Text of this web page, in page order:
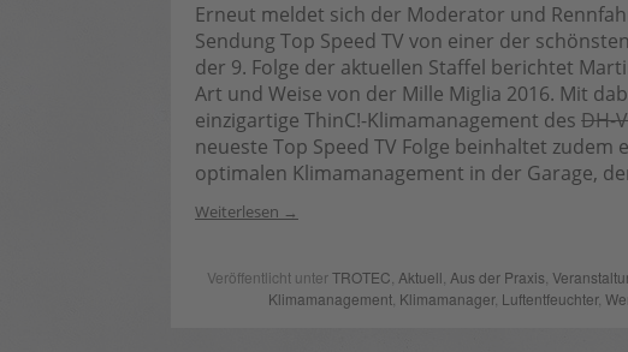
Erneut meldet sich der Moderator und
Sendung Top Speed TV von einer der
der 9. Folge der aktuellen Staffel berichtet
Art und Weise von der Mille Miglia 2016. Mit
einzigartige ThinC!-Klimamanagement des DH-
neueste Top Speed TV Folge beinhaltet
optimalen Klimamanagement in der Garage,
Weiterlesen
Veröffentlicht unterTROTEC Aktuell Aus der Praxis ,
Klimamanagement Klimamanager, Luftentfeuchter,